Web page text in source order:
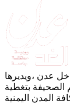
عدن ،ويديرها
الصحيفة بتغطية
المدن اليمنية